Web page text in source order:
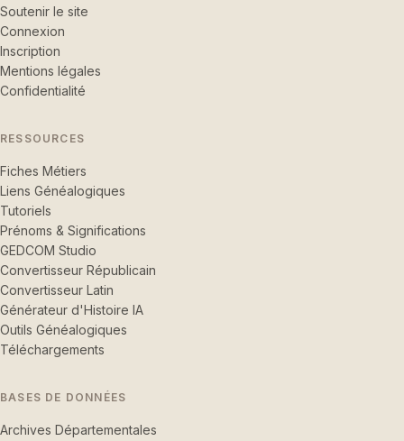
Soutenir le site
Connexion
Inscription
Mentions légales
Confidentialité
RESSOURCES
Fiches Métiers
Liens Généalogiques
Tutoriels
Prénoms & Significations
GEDCOM Studio
Convertisseur Républicain
Convertisseur Latin
Générateur d'Histoire IA
Outils Généalogiques
Téléchargements
BASES DE DONNÉES
Archives Départementales